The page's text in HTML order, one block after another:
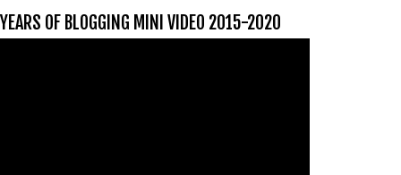
OF BLOGGING MINI VIDEO 2015-2020